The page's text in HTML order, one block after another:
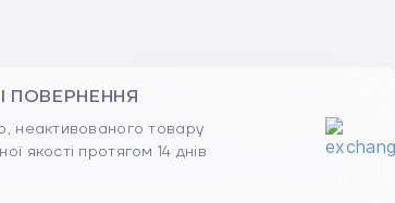
ПОВЕРНЕННЯ
неактивованого товару
якості протягом 14 днів